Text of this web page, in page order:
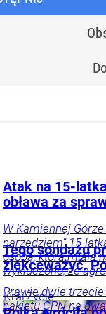
Atak na 15-
obława za
W Kamiennej
narzędziem” 15-
osobą, która miała
wykluczono, że
KrajŻycie
Tego sondażu
zlekceważyć.
Prawie dwie
pakietu CPN na